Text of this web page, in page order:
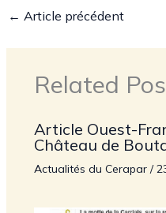
← Article précédent
Related
Article Ouest-
Château de
Actualités du Cerapar/